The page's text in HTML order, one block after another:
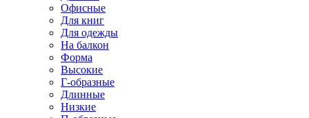
Офисные
Для книг
Для одежды
На балкон
Форма
Высокие
Г-образные
Длинные
Низкие